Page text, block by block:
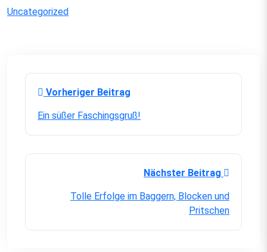
Uncategorized
Vorheriger Beitrag
Ein süßer Faschingsgruß!
Nächster Beitrag
Tolle Erfolge im Baggern, Blocken und
Pritschen